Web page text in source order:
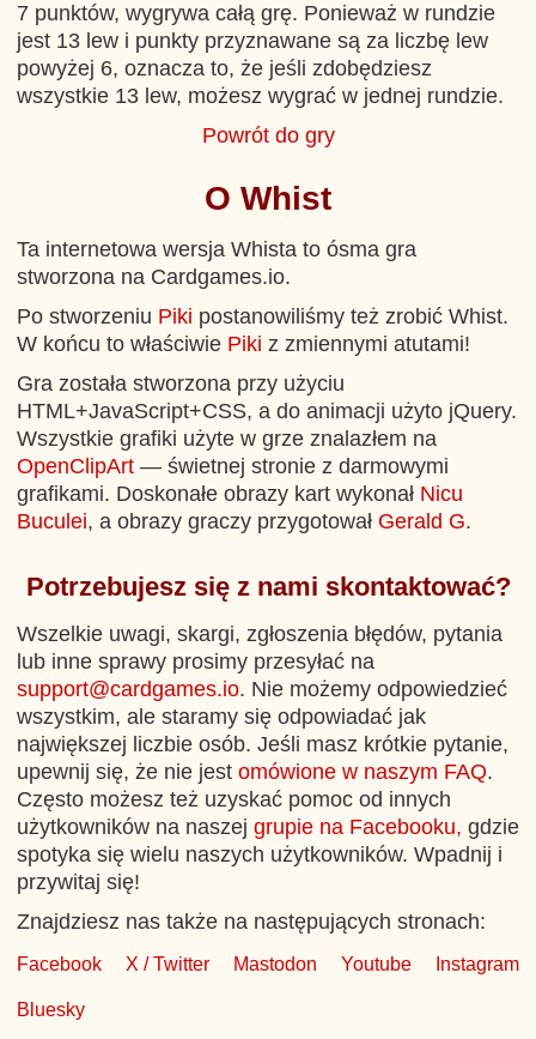
7 punktów, wygrywa całą grę. Ponieważ w rundzie
jest 13 lew i punkty przyznawane są za liczbę lew
powyżej 6, oznacza to, że jeśli zdobędziesz
wszystkie 13 lew, możesz wygrać w jednej rundzie.
Powrót do gry
O Whist
Ta internetowa wersja Whista to ósma gra
stworzona na Cardgames.io.
Po stworzeniu Piki postanowiliśmy też zrobić Whist.
W końcu to właściwie Piki z zmiennymi atutami!
Gra została stworzona przy użyciu
HTML+JavaScript+CSS, a do animacji użyto jQuery.
Wszystkie grafiki użyte w grze znalazłem na
OpenClipArt — świetnej stronie z darmowymi
grafikami. Doskonałe obrazy kart wykonał Nicu
Buculei, a obrazy graczy przygotował Gerald G.
Potrzebujesz się z nami skontaktować?
Wszelkie uwagi, skargi, zgłoszenia błędów, pytania
lub inne sprawy prosimy przesyłać na
support@cardgames.io. Nie możemy odpowiedzieć
wszystkim, ale staramy się odpowiadać jak
największej liczbie osób. Jeśli masz krótkie pytanie,
upewnij się, że nie jest omówione w naszym FAQ.
Często możesz też uzyskać pomoc od innych
użytkowników na naszej grupie na Facebooku, gdzie
spotyka się wielu naszych użytkowników. Wpadnij i
przywitaj się!
Znajdziesz nas także na następujących stronach:
Facebook X / Twitter Mastodon Youtube Instagram
Bluesky